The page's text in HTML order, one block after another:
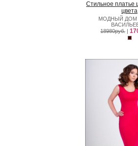
Стильное платье
цвета
МОДНЫЙ ДОМ
18980руб. |